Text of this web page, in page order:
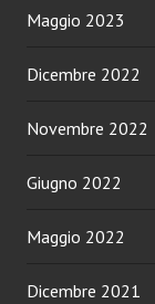
Maggio 2023
Dicembre 2022
Novembre 2022
Giugno 2022
Maggio 2022
Dicembre 2021